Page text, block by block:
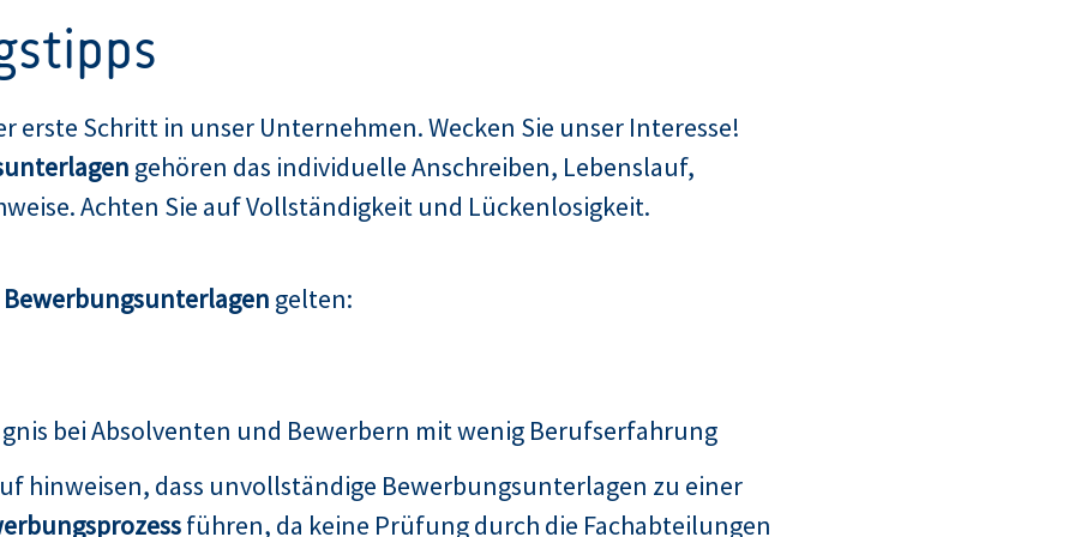
erste Schritt in unser Unternehmen. Wecken Sie unser Interesse!
gehören das individuelle Anschreiben, Lebenslauf,
Achten Sie auf Vollständigkeit und Lückenlosigkeit.
gelten:
bei Absolventen und Bewerbern mit wenig Berufserfahrung
hinweisen, dass unvollständige Bewerbungsunterlagen zu einer
führen, da keine Prüfung durch die Fachabteilungen